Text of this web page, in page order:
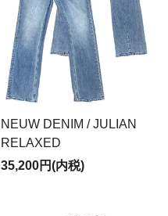
NEUW DENIM / JULIAN
RELAXED
35,200円(内税)